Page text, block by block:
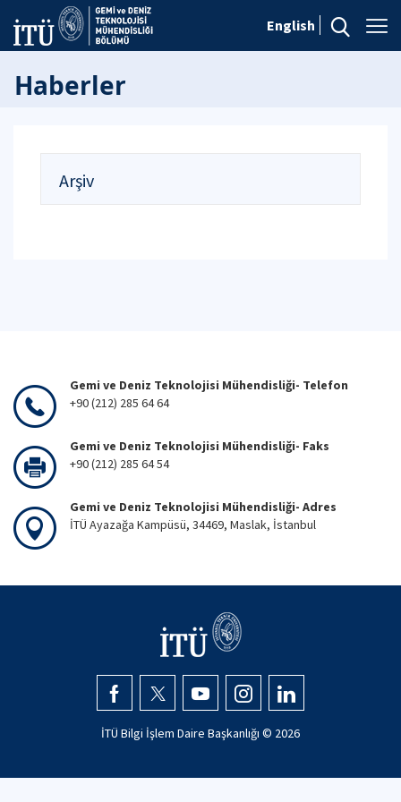
English
Haberler
Arşiv
Gemi ve Deniz Teknolojisi Mühendisliği- Telefon
+90 (212) 285 64 64
Gemi ve Deniz Teknolojisi Mühendisliği- Faks
+90 (212) 285 64 54
Gemi ve Deniz Teknolojisi Mühendisliği- Adres
İTÜ Ayazağa Kampüsü, 34469, Maslak, İstanbul
İTÜ Bilgi İşlem Daire Başkanlığı © 2026